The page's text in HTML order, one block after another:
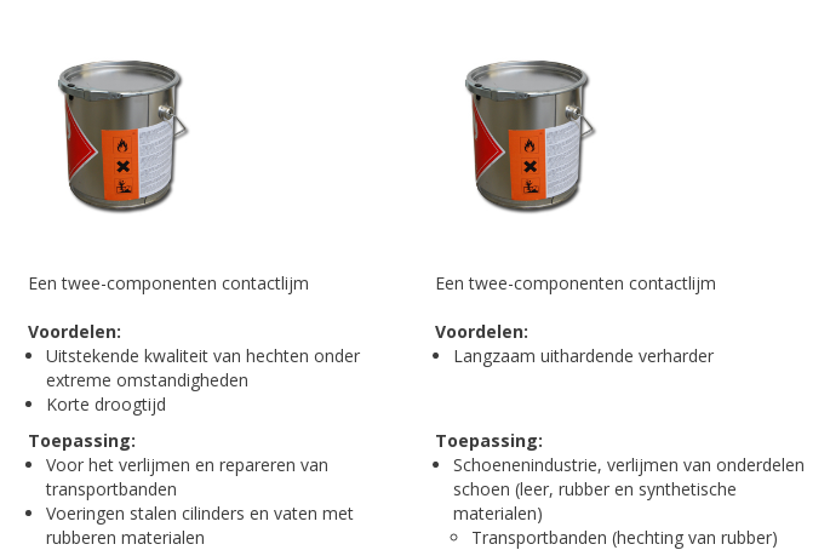
Een twee-componenten contactlijm
Voordelen:
Uitstekende kwaliteit van hechten onder
extreme omstandigheden
Korte droogtijd
Toepassing:
Voor het verlijmen en repareren van
transportbanden
Voeringen stalen cilinders en vaten met
rubberen materialen
Een twee-componenten contactlijm
Voordelen:
Langzaam uithardende verharder
Toepassing:
Schoenenindustrie, verlijmen van onderdelen
schoen (leer, rubber en synthetische
materialen)
Transportbanden (hechting van rubber)